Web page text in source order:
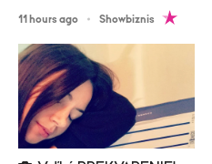
11 hours ago Showbiznis